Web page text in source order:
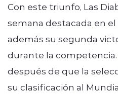
Con este triunfo, Las
semana destacada en
además su segunda
durante la
después de que la
su clasificación al